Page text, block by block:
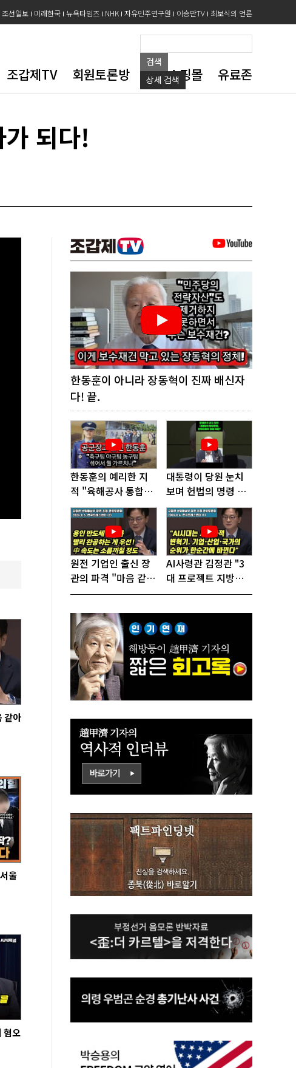
조선일보 미래한국 뉴욕타임즈 NHK 자유민주연구원 이승만TV 최보식의 언론
검색
상세 검색
조갑제TV 회원토론방 도서쇼핑몰 유료존
되다!
같아
울
혐오
한동훈이 아니라 장동혁이 진짜 배신자
다! 끝.
한동훈의 예리한 지
적 "육해공사 통합하
면 쿠데타 쉬워진다"
대통령이 당원 눈치
보며 헌법의 명령 거
부, 발목 잡혔다!
원전 기업인 출신 장
관의 파격 "마음 같아
서는 수도권에 원전
AI사령관 김정관 "3
대 프로젝트 지방투
자는 국가생존을 건